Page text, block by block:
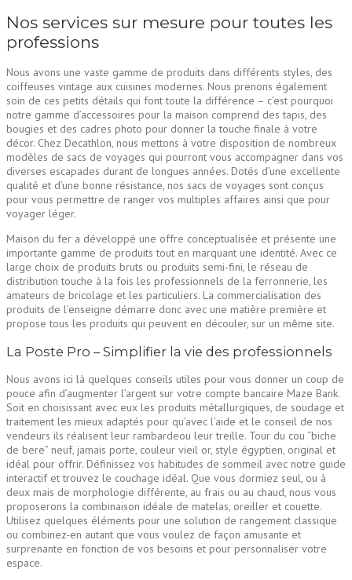
Nos services sur mesure pour toutes les
professions
Nous avons une vaste gamme de produits dans différents styles, des
coiffeuses vintage aux cuisines modernes. Nous prenons également
soin de ces petits détails qui font toute la différence – c’est pourquoi
notre gamme d’accessoires pour la maison comprend des tapis, des
bougies et des cadres photo pour donner la touche finale à votre
décor. Chez Decathlon, nous mettons à votre disposition de nombreux
modèles de sacs de voyages qui pourront vous accompagner dans vos
diverses escapades durant de longues années. Dotés d’une excellente
qualité et d’une bonne résistance, nos sacs de voyages sont conçus
pour vous permettre de ranger vos multiples affaires ainsi que pour
voyager léger.
Maison du fer a développé une offre conceptualisée et présente une
importante gamme de produits tout en marquant une identité. Avec ce
large choix de produits bruts ou produits semi-fini, le réseau de
distribution touche à la fois les professionnels de la ferronnerie, les
amateurs de bricolage et les particuliers. La commercialisation des
produits de l’enseigne démarre donc avec une matière première et
propose tous les produits qui peuvent en découler, sur un même site.
La Poste Pro – Simplifier la vie des professionnels
Nous avons ici là quelques conseils utiles pour vous donner un coup de
pouce afin d’augmenter l’argent sur votre compte bancaire Maze Bank.
Soit en choisissant avec eux les produits métallurgiques, de soudage et
traitement les mieux adaptés pour qu’avec l’aide et le conseil de nos
vendeurs ils réalisent leur rambardeou leur treille. Tour du cou “biche
de bere” neuf, jamais porte, couleur vieil or, style égyptien, original et
idéal pour offrir. Définissez vos habitudes de sommeil avec notre guide
interactif et trouvez le couchage idéal. Que vous dormiez seul, ou à
deux mais de morphologie différente, au frais ou au chaud, nous vous
proposerons la combinaison idéale de matelas, oreiller et couette.
Utilisez quelques éléments pour une solution de rangement classique
ou combinez-en autant que vous voulez de façon amusante et
surprenante en fonction de vos besoins et pour personnaliser votre
espace.